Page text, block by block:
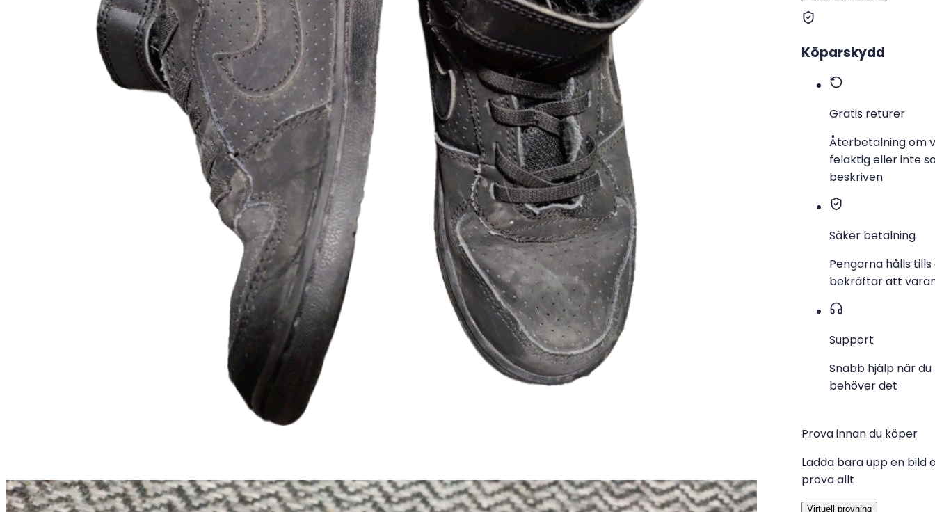
Köparskydd
Gratis returer
Återbetalning om
felaktig eller inte
beskriven
Säker betalning
Pengarna hålls tills
bekräftar att
Support
Snabb hjälp när du
behöver det
Prova innan du köper
Ladda bara upp en bild
prova allt
Virtuell provning